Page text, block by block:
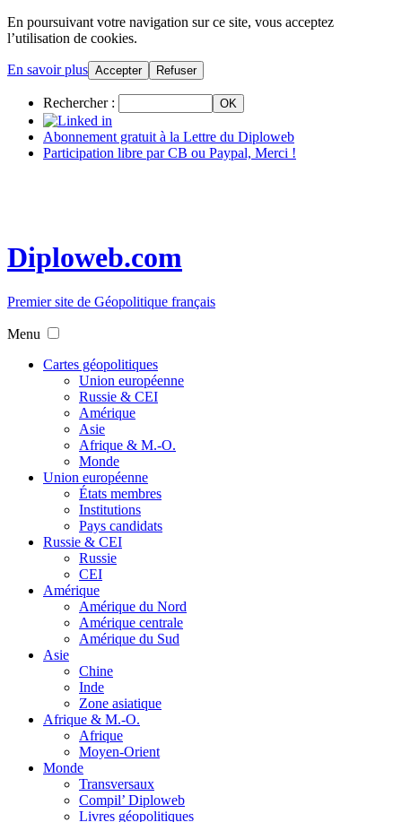
En poursuivant votre navigation sur ce site, vous acceptez
l’utilisation de cookies.
En savoir plus Accepter Refuser
Rechercher :
Abonnement gratuit à la Lettre du Diploweb
Participation libre par CB ou Paypal, Merci !
Diploweb.com
Premier site de Géopolitique français
Menu
Cartes géopolitiques
Union européenne
Russie & CEI
Amérique
Asie
Afrique & M.-O.
Monde
Union européenne
États membres
Institutions
Pays candidats
Russie & CEI
Russie
CEI
Amérique
Amérique du Nord
Amérique centrale
Amérique du Sud
Asie
Chine
Inde
Zone asiatique
Afrique & M.-O.
Afrique
Moyen-Orient
Monde
Transversaux
Compil’ Diploweb
Livres géopolitiques